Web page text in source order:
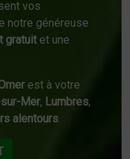
vos
notre généreuse
gratuitet une
est à votre
Mer, Lumbres,
alentours.